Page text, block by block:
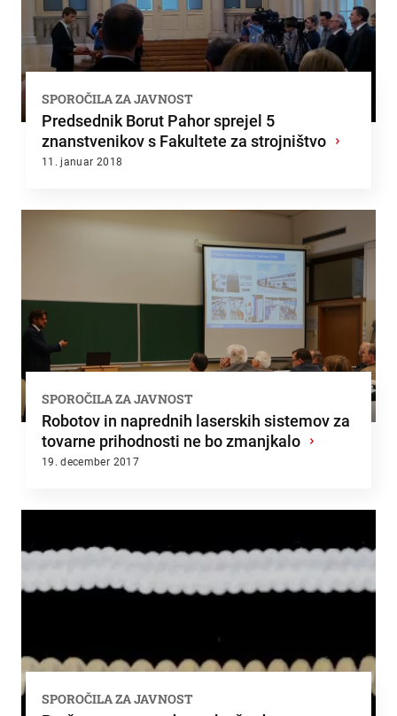
SPOROČILA ZA JAVNOST
Predsednik Borut Pahor sprejel 5
znanstvenikov s Fakultete za strojništvo ›
11. januar 2018
SPOROČILA ZA JAVNOST
Robotov in naprednih laserskih sistemov za
tovarne prihodnosti ne bo zmanjkalo ›
19. december 2017
SPOROČILA ZA JAVNOST